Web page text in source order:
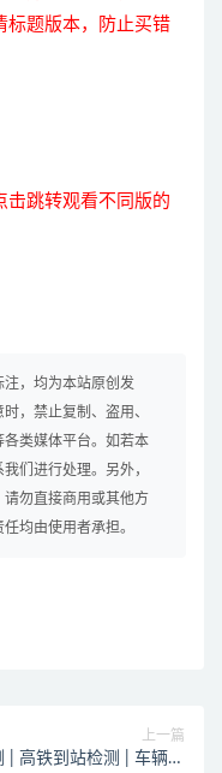
标题版本，防止买错
击跳转观看不同版的
，均为本站原创发
，禁止复制、盗用、
类媒体平台。如若本
们进行处理。另外，
勿直接商用或其他方
均由使用者承担。
上一篇
| 高铁到站检测 | 车辆到